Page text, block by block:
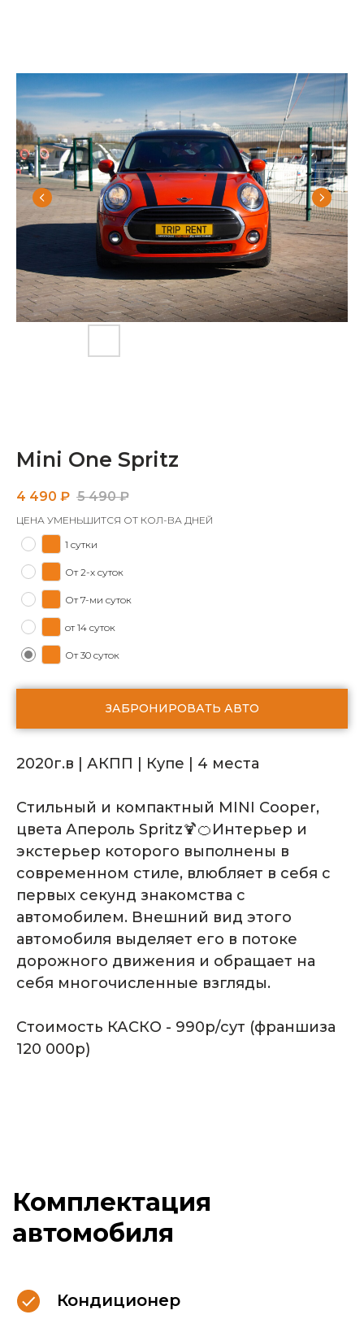
Mini One Spritz
4 490 ₽ 5 490 ₽
ЦЕНА УМЕНЬШИТСЯ ОТ КОЛ-ВА ДНЕЙ
1 сутки
От 2-х суток
От 7-ми суток
от 14 суток
От 30 суток
ЗАБРОНИРОВАТЬ АВТО
2020г.в | АКПП | Купе | 4 места
Стильный и компактный MINI Cooper,
цвета Апероль Spritz🍹🍊Интерьер и
экстерьер которого выполнены в
современном стиле, влюбляет в себя с
первых секунд знакомства с
автомобилем. Внешний вид этого
автомобиля выделяет его в потоке
дорожного движения и обращает на
себя многочисленные взгляды.
Стоимость КАСКО - 990р/сут (франшиза
120 000р)
Комплектация
автомобиля
Кондиционер